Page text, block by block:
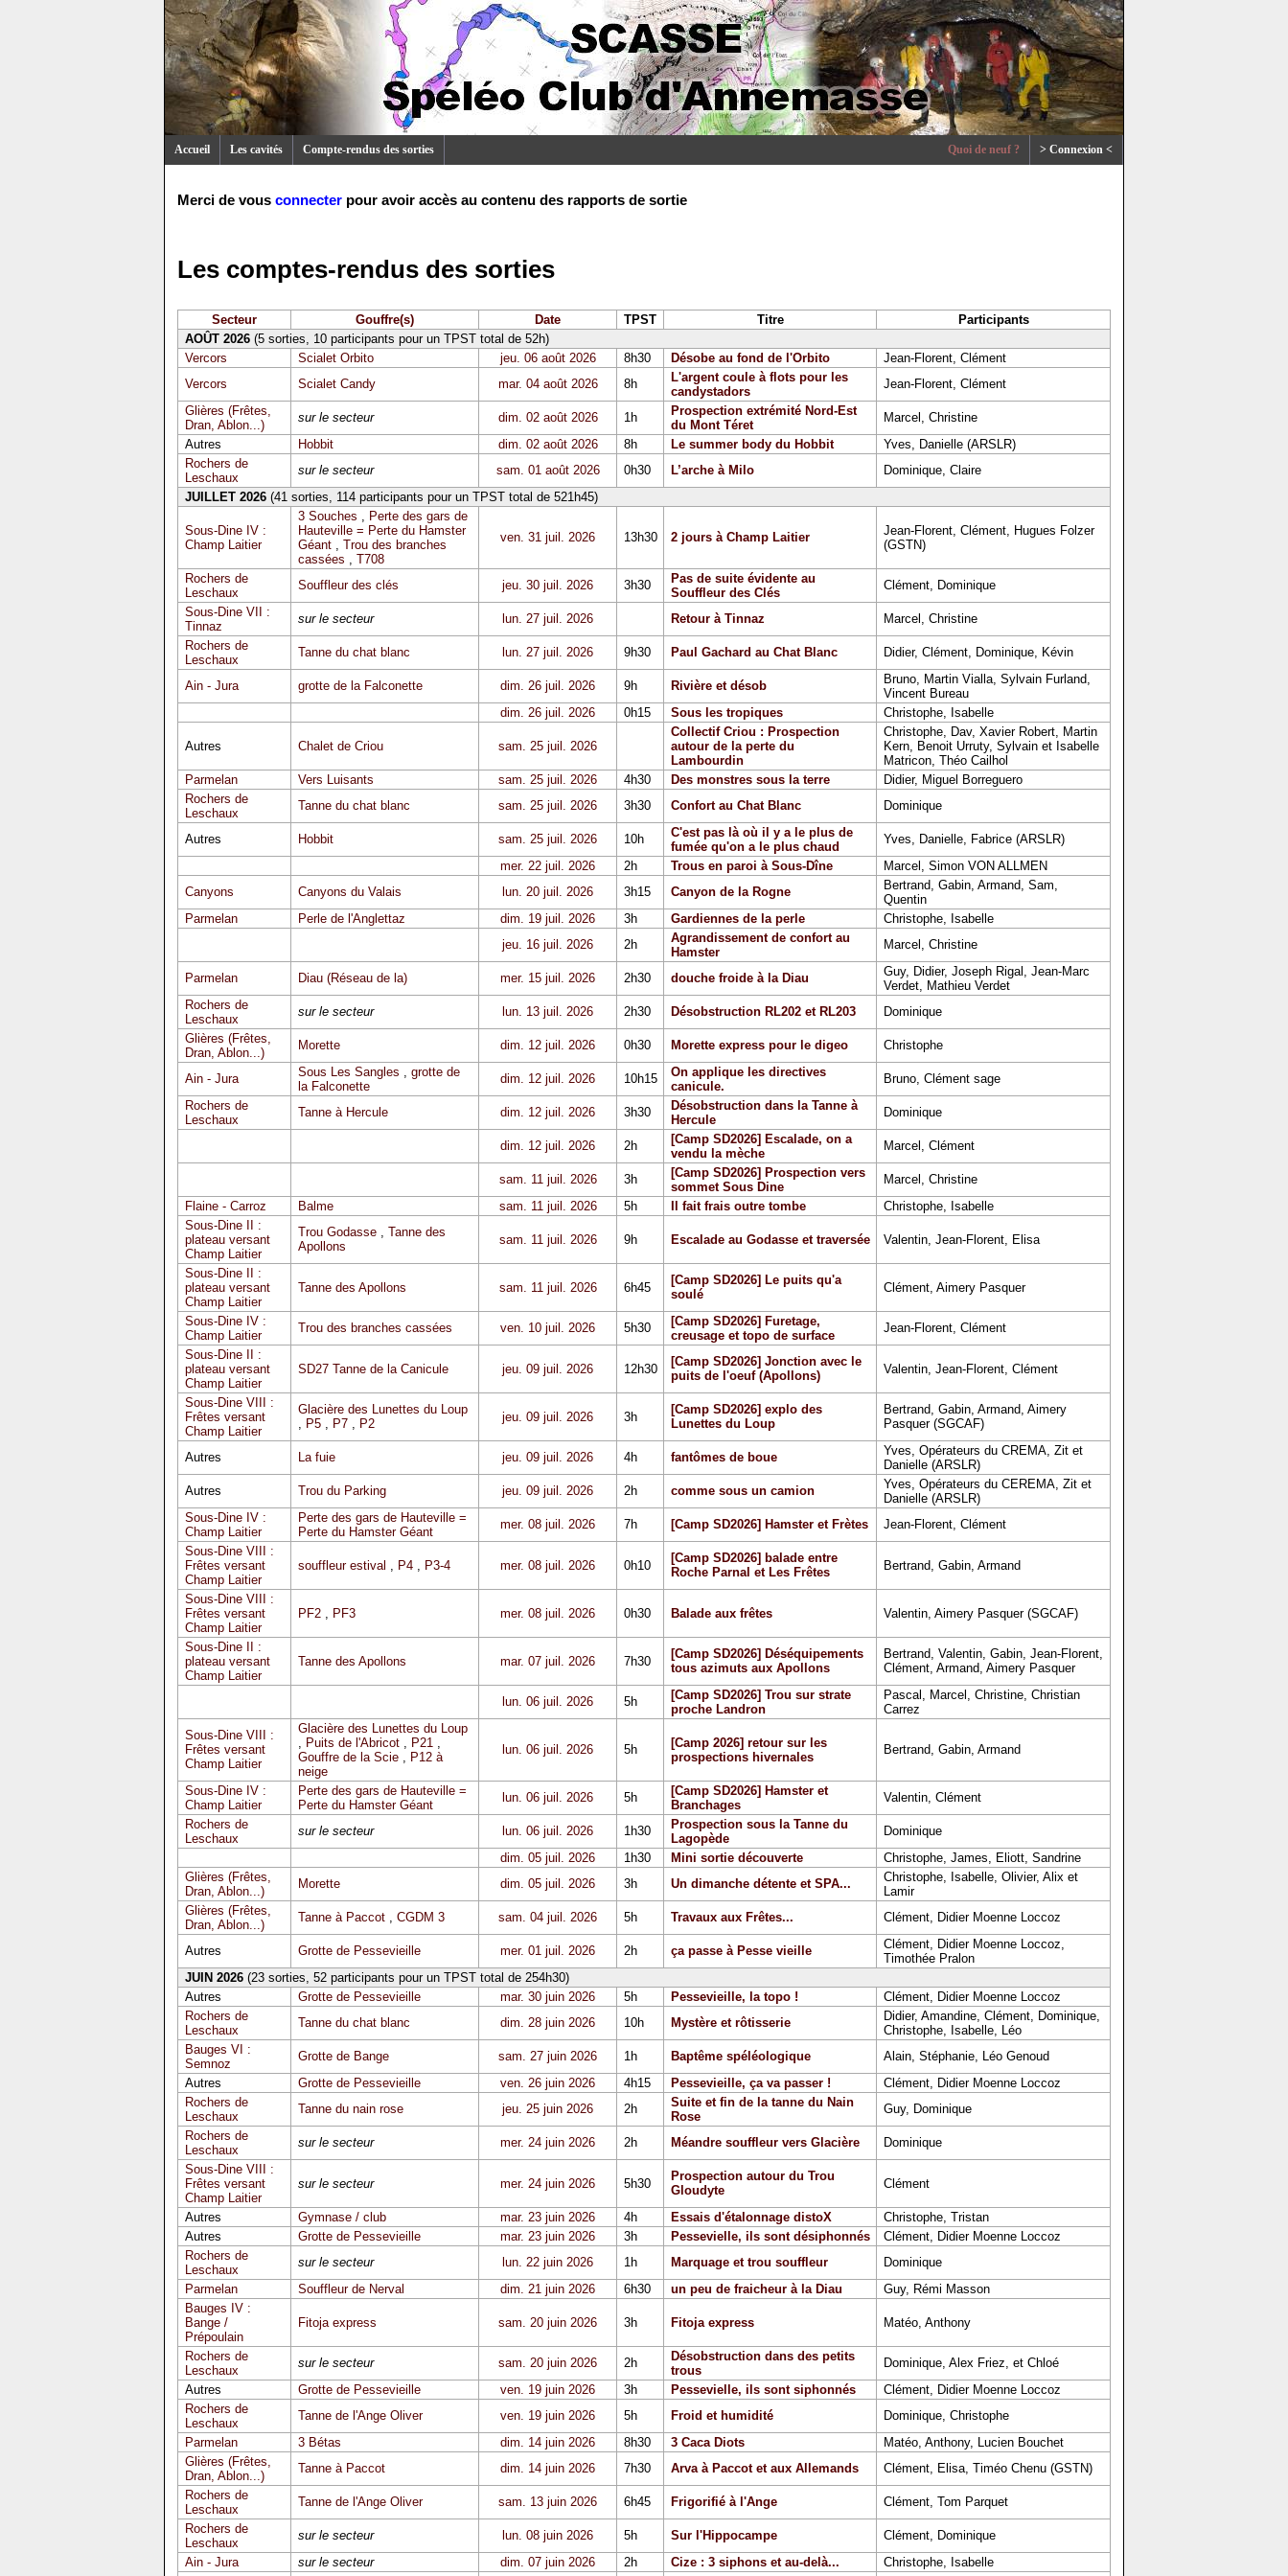
Accueil Les cavités Compte-rendus des sorties > Connexion <
Quoi de neuf ?
Merci de vous connecter pour avoir accès au contenu des rapports de sortie
Les comptes-rendus des sorties
Secteur Gouffre(s) Date TPST Titre
Participants
AOÛT 2026(5 sorties, 10 participants pour un TPST total de 52h)
Vercors
Scialet Orbito jeu. 06 août 2026 8h30 Désobe au fond de l'Orbito
Jean-Florent, Clément
Vercors
Scialet Candy mar. 04 août 2026 8h
L'argent coule à flots pour les
candystadors
Jean-Florent, Clément
Glières (Frêtes,
Dran, Ablon...)
sur le secteur dim. 02 août 2026 1h
Prospection extrémité Nord-Est
du Mont Téret
Marcel, Christine
Autres
Hobbit dim. 02 août 2026 8h Le summer body du Hobbit
Yves, Danielle (ARSLR)
Rochers de
Leschaux
sur le secteur sam. 01 août 2026 0h30 L’arche à Milo
Dominique, Claire
JUILLET 2026(41 sorties, 114 participants pour un TPST total de 521h45)
Sous-Dine IV :
Champ Laitier
3 Souches , Perte des gars de
Hauteville = Perte du Hamster
Géant, Trou des branches
cassées , T708
ven. 31 juil. 2026 13h30 2 jours à Champ Laitier
Jean-Florent, Clément, Hugues Folzer
(GSTN)
Rochers de
Leschaux
Souffleur des clés jeu. 30 juil. 2026 3h30
Pas de suite évidente au
Souffleur des Clés
Clément, Dominique
Sous-Dine VII :
Tinnaz
sur le secteur lun. 27 juil. 2026 Retour à Tinnaz
Marcel, Christine
Rochers de
Leschaux
Tanne du chat blanc lun. 27 juil. 2026 9h30 Paul Gachard au Chat Blanc Didier, Clément, Dominique, Kévin
Ain - Jura grotte de la Falconette dim. 26 juil. 2026 9h Rivière et désob
Bruno, Martin Vialla, Sylvain Furland,
Vincent Bureau
dim. 26 juil. 2026
0h15 Sous les tropiques Christophe, Isabelle
Autres Chalet de Criou sam. 25 juil. 2026
Collectif Criou : Prospection
autour de la perte du
Lambourdin
Christophe, Dav, Xavier Robert, Martin
Kern, Benoit Urruty, Sylvain et Isabelle
Matricon, Théo Cailhol
Parmelan
Vers Luisants sam. 25 juil. 2026 4h30 Des monstres sous la terre
Didier, Miguel Borreguero
Rochers de
Leschaux
Tanne du chat blanc sam. 25 juil. 2026 3h30 Confort au Chat Blanc Dominique
Autres Hobbit sam. 25 juil. 2026 10h
C'est pas là où il y a le plus de
fumée qu'on a le plus chaud
Yves, Danielle, Fabrice (ARSLR)
mer. 22 juil. 2026
2h Trous en paroi à Sous-Dîne
Marcel, Simon VON ALLMEN
Canyons
Canyons du Valais lun. 20 juil. 2026 3h15 Canyon de la Rogne
Bertrand, Gabin, Armand, Sam,
Quentin
Parmelan
Perle de l'Anglettaz dim. 19 juil. 2026 3h Gardiennes de la perle
Christophe, Isabelle
jeu. 16 juil. 2026
2h
Agrandissement de confort au
Hamster
Marcel, Christine
Parmelan Diau (Réseau de la) mer. 15 juil. 2026 2h30 douche froide à la Diau
Guy, Didier, Joseph Rigal, Jean-Marc
Verdet, Mathieu Verdet
Rochers de
Leschaux
sur le secteur lun. 13 juil. 2026 2h30 Désobstruction RL202 et RL203
Dominique
Glières (Frêtes,
Dran, Ablon...)
Morette dim. 12 juil. 2026 0h30 Morette express pour le digeo Christophe
Ain - Jura Sous Les Sangles , grotte de
la Falconette
dim. 12 juil. 2026 10h15
On applique les directives
canicule.
Bruno, Clément sage
Rochers de
Leschaux
Tanne à Hercule dim. 12 juil. 2026 3h30
Désobstruction dans la Tanne à
Hercule
Dominique
dim. 12 juil. 2026 2h
[Camp SD2026] Escalade, on a
vendu la mèche
Marcel, Clément
sam. 11 juil. 2026 3h
[Camp SD2026] Prospection vers
sommet Sous Dine
Marcel, Christine
Flaine - Carroz
Balme sam. 11 juil. 2026 5h Il fait frais outre tombe
Christophe, Isabelle
Sous-Dine II :
plateau versant
Champ Laitier
Trou Godasse, Tanne des
Apollons
sam. 11 juil. 2026 9h Escalade au Godasse et traversée Valentin, Jean-Florent, Elisa
Sous-Dine II :
plateau versant
Champ Laitier
Tanne des Apollons sam. 11 juil. 2026 6h45
[Camp SD2026] Le puits qu'a
soulé
Clément, Aimery Pasquer
Sous-Dine IV :
Champ Laitier
Trou des branches cassées ven. 10 juil. 2026 5h30
[Camp SD2026] Furetage,
creusage et topo de surface
Jean-Florent, Clément
Sous-Dine II :
plateau versant
Champ Laitier
SD27 Tanne de la Canicule jeu. 09 juil. 2026 12h30
[Camp SD2026] Jonction avec le
puits de l'oeuf (Apollons)
Valentin, Jean-Florent, Clément
Sous-Dine VIII :
Frêtes versant
Champ Laitier
Glacière des Lunettes du Loup
, P5, P7, P2 jeu. 09 juil. 2026 3h
[Camp SD2026] explo des
Lunettes du Loup
Bertrand, Gabin, Armand, Aimery
Pasquer (SGCAF)
Autres La fuie jeu. 09 juil. 2026 4h fantômes de boue
Yves, Opérateurs du CREMA, Zit et
Danielle (ARSLR)
Autres
Trou du Parking jeu. 09 juil. 2026 2h comme sous un camion
Yves, Opérateurs du CEREMA, Zit et
Danielle (ARSLR)
Sous-Dine IV :
Champ Laitier
Perte des gars de Hauteville =
Perte du Hamster Géant
mer. 08 juil. 2026 7h [Camp SD2026] Hamster et Frètes
Jean-Florent, Clément
Sous-Dine VIII :
Frêtes versant
Champ Laitier
souffleur estival , P4, P3-4 mer. 08 juil. 2026 0h10
[Camp SD2026] balade entre
Roche Parnal et Les Frêtes
Bertrand, Gabin, Armand
Sous-Dine VIII :
Frêtes versant
Champ Laitier
PF2, PF3 mer. 08 juil. 2026 0h30 Balade aux frêtes Valentin, Aimery Pasquer (SGCAF)
Sous-Dine II :
plateau versant
Champ Laitier
Tanne des Apollons mar. 07 juil. 2026 7h30
[Camp SD2026] Déséquipements
tous azimuts aux Apollons
Bertrand, Valentin, Gabin, Jean-Florent,
Clément, Armand, Aimery Pasquer
lun. 06 juil. 2026 5h
[Camp SD2026] Trou sur strate
proche Landron
Pascal, Marcel, Christine, Christian
Carrez
Sous-Dine VIII :
Frêtes versant
Champ Laitier
Glacière des Lunettes du Loup
, Puits de l'Abricot, P21,
Gouffre de la Scie, P12 à
neige
lun. 06 juil. 2026 5h
[Camp 2026] retour sur les
prospections hivernales
Bertrand, Gabin, Armand
Sous-Dine IV :
Champ Laitier
Perte des gars de Hauteville =
Perte du Hamster Géant
lun. 06 juil. 2026 5h
[Camp SD2026] Hamster et
Branchages
Valentin, Clément
Rochers de
Leschaux
sur le secteur lun. 06 juil. 2026 1h30
Prospection sous la Tanne du
Lagopède
Dominique
dim. 05 juil. 2026
1h30 Mini sortie découverte
Christophe, James, Eliott, Sandrine
Glières (Frêtes,
Dran, Ablon...)
Morette dim. 05 juil. 2026 3h Un dimanche détente et SPA...
Christophe, Isabelle, Olivier, Alix et
Lamir
Glières (Frêtes,
Dran, Ablon...)
Tanne à Paccot, CGDM 3 sam. 04 juil. 2026 5h Travaux aux Frêtes... Clément, Didier Moenne Loccoz
Autres Grotte de Pessevieille mer. 01 juil. 2026 2h ça passe à Pesse vieille
Clément, Didier Moenne Loccoz,
Timothée Pralon
JUIN 2026(23 sorties, 52 participants pour un TPST total de 254h30)
Autres
Grotte de Pessevieille mar. 30 juin 2026 5h Pessevieille, la topo !
Clément, Didier Moenne Loccoz
Rochers de
Leschaux
Tanne du chat blanc dim. 28 juin 2026 10h Mystère et rôtisserie
Didier, Amandine, Clément, Dominique,
Christophe, Isabelle, Léo
Bauges VI :
Semnoz
Grotte de Bange sam. 27 juin 2026 1h Baptême spéléologique
Alain, Stéphanie, Léo Genoud
Autres
Grotte de Pessevieille ven. 26 juin 2026 4h15 Pessevieille, ça va passer !
Clément, Didier Moenne Loccoz
Rochers de
Leschaux
Tanne du nain rose jeu. 25 juin 2026 2h
Suite et fin de la tanne du Nain
Rose
Guy, Dominique
Rochers de
Leschaux
sur le secteur mer. 24 juin 2026 2h Méandre souffleur vers Glacière
Dominique
Sous-Dine VIII :
Frêtes versant
Champ Laitier
sur le secteur mer. 24 juin 2026 5h30
Prospection autour du Trou
Gloudyte
Clément
Autres Gymnase / club mar. 23 juin 2026 4h Essais d'étalonnage distoX
Christophe, Tristan
Autres
Grotte de Pessevieille mar. 23 juin 2026 3h Pessevielle, ils sont désiphonnés
Clément, Didier Moenne Loccoz
Rochers de
Leschaux
sur le secteur lun. 22 juin 2026 1h Marquage et trou souffleur
Dominique
Parmelan
Souffleur de Nerval dim. 21 juin 2026 6h30 un peu de fraicheur à la Diau
Guy, Rémi Masson
Bauges IV :
Bange /
Prépoulain
Fitoja express sam. 20 juin 2026 3h Fitoja express Matéo, Anthony
Rochers de
Leschaux
sur le secteur sam. 20 juin 2026 2h
Désobstruction dans des petits
trous
Dominique, Alex Friez, et Chloé
Autres
Grotte de Pessevieille ven. 19 juin 2026 3h Pessevielle, ils sont siphonnés
Clément, Didier Moenne Loccoz
Rochers de
Leschaux
Tanne de l'Ange Oliver ven. 19 juin 2026 5h Froid et humidité
Dominique, Christophe
Parmelan
3 Bétas dim. 14 juin 2026 8h30 3 Caca Diots
Matéo, Anthony, Lucien Bouchet
Glières (Frêtes,
Dran, Ablon...)
Tanne à Paccot dim. 14 juin 2026 7h30 Arva à Paccot et aux Allemands
Clément, Elisa, Timéo Chenu (GSTN)
Rochers de
Leschaux
Tanne de l'Ange Oliver sam. 13 juin 2026 6h45 Frigorifié à l'Ange
Clément, Tom Parquet
Rochers de
Leschaux
sur le secteur lun. 08 juin 2026 5h Sur l'Hippocampe
Clément, Dominique
Ain - Jura
sur le secteur dim. 07 juin 2026 2h Cize : 3 siphons et au-delà...
Christophe, Isabelle